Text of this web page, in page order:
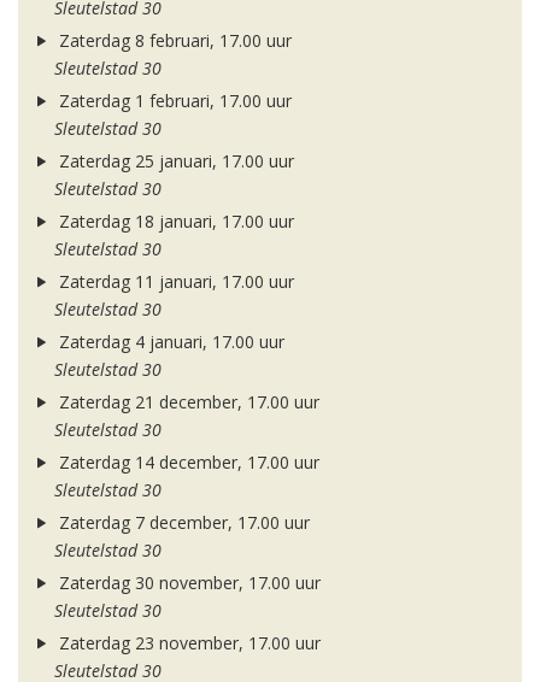
Sleutelstad 30
Zaterdag 8 februari, 17.00 uur
Sleutelstad 30
Zaterdag 1 februari, 17.00 uur
Sleutelstad 30
Zaterdag 25 januari, 17.00 uur
Sleutelstad 30
Zaterdag 18 januari, 17.00 uur
Sleutelstad 30
Zaterdag 11 januari, 17.00 uur
Sleutelstad 30
Zaterdag 4 januari, 17.00 uur
Sleutelstad 30
Zaterdag 21 december, 17.00 uur
Sleutelstad 30
Zaterdag 14 december, 17.00 uur
Sleutelstad 30
Zaterdag 7 december, 17.00 uur
Sleutelstad 30
Zaterdag 30 november, 17.00 uur
Sleutelstad 30
Zaterdag 23 november, 17.00 uur
Sleutelstad 30